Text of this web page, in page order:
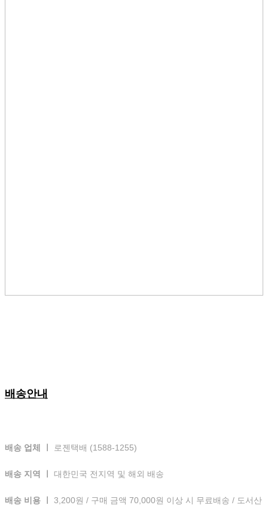
배송안내
배송 업체 ㅣ 로젠택배 (1588-1255)
배송 지역 ㅣ 대한민국 전지역 및 해외 배송
배송 비용 ㅣ 3,200원 / 구매 금액 70,000원 이상 시 무료배송 / 도서산